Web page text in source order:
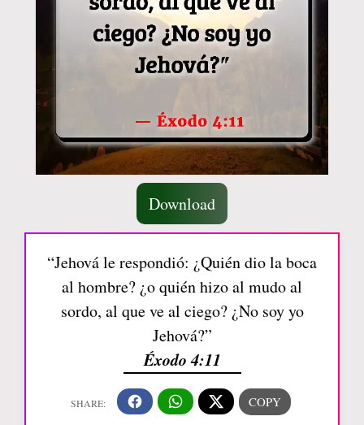
Download
“Jehová le respondió: ¿Quién dio la boca
al hombre? ¿o quién hizo al mudo al
sordo, al que ve al ciego? ¿No soy yo
Jehová?”
Éxodo 4:11